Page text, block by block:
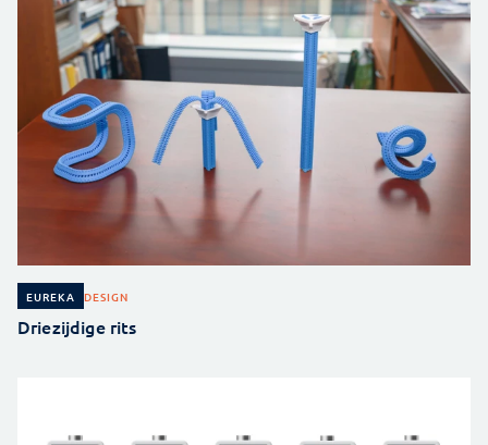
EUREKA DESIGN
Driezijdige rits